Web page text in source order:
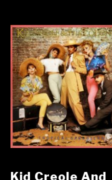
Kid Creole And